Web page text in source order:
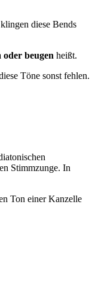
diese Bends
oder beugen heißt.
Töne sonst fehlen.
Stimmzunge. In
Ton einer Kanzelle